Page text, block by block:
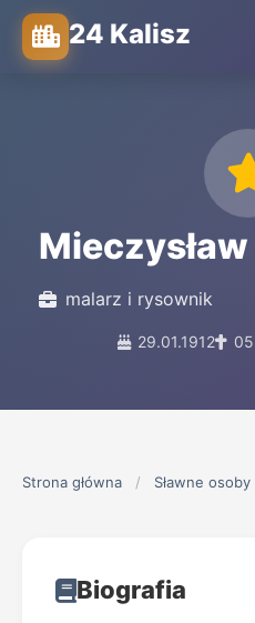
24 Kalisz
malarz i rysownik
29.01.1912
Strona główna / Sławne osoby
Biografia